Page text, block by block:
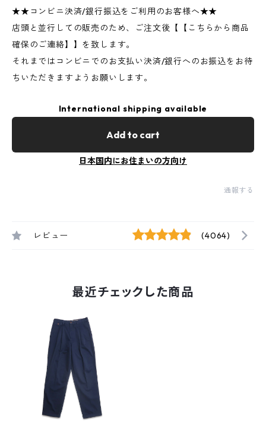
★★コンビニ決済/銀行振込をご利用のお客様へ★★
店頭と並行しての販売のため、ご注文後【【こちらから商品
確保のご連絡】】を致します。
それまではコンビニでのお支払い決済/銀行へのお振込をお待
ちいただきますようお願いします。
International shipping available
Add to cart
日本国内にお住まいの方向け
通報する
レビュー (4064)
最近チェックした商品